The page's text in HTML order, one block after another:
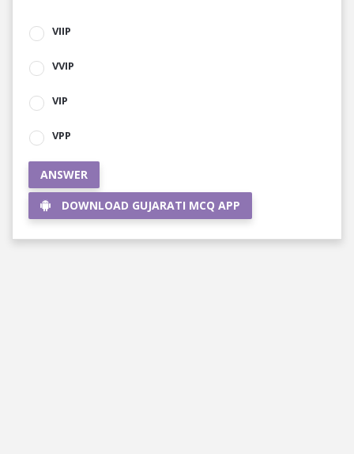
VIIP
VVIP
VIP
VPP
ANSWER
DOWNLOAD GUJARATI MCQ APP